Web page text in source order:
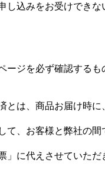
込みをお受けでき
ジを必ず確認する
は、商品お届け時
、お客様と弊社の間
に代えさせていただ